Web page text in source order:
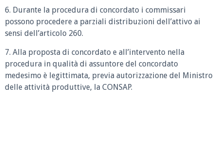
6. Durante la procedura di concordato i commissari
possono procedere a parziali distribuzioni dell’attivo ai
sensi dell’articolo 260.
7. Alla proposta di concordato e all’intervento nella
procedura in qualità di assuntore del concordato
medesimo è legittimata, previa autorizzazione del Ministro
delle attività produttive, la CONSAP.